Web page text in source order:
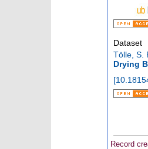
Dataset
Tölle, S.
Drying
[
Record